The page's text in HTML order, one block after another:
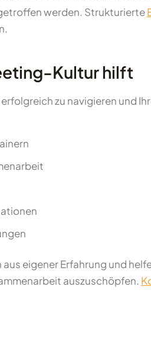
werden. Strukturierte
Kultur hilft
zu navigieren und
eigener Erfahrung und
auszuschöpfen.